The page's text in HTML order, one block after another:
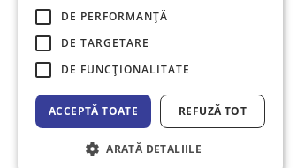
DE PERFORMANȚĂ
DE TARGETARE
DE FUNCŢIONALITATE
ACCEPTĂ TOATE REFUZĂ TOT
ARATĂ DETALIILE